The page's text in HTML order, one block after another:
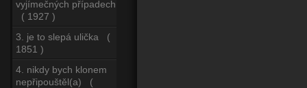
vyjímečných případech
( 1927 )
3. je to slepá ulička (
1851 )
4. nikdy bych klonem
nepřipouštěl(a) (